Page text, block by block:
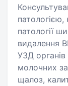
патологією,
патології
видалення
УЗД
молочних
щалоз,